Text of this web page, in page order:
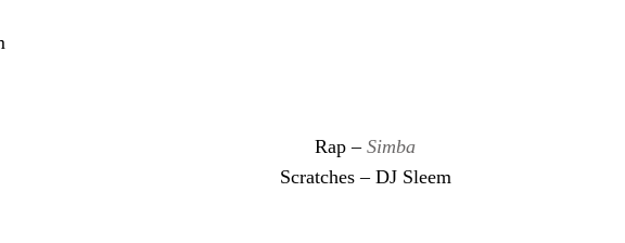
Rap – Simba
Scratches – DJ Sleem